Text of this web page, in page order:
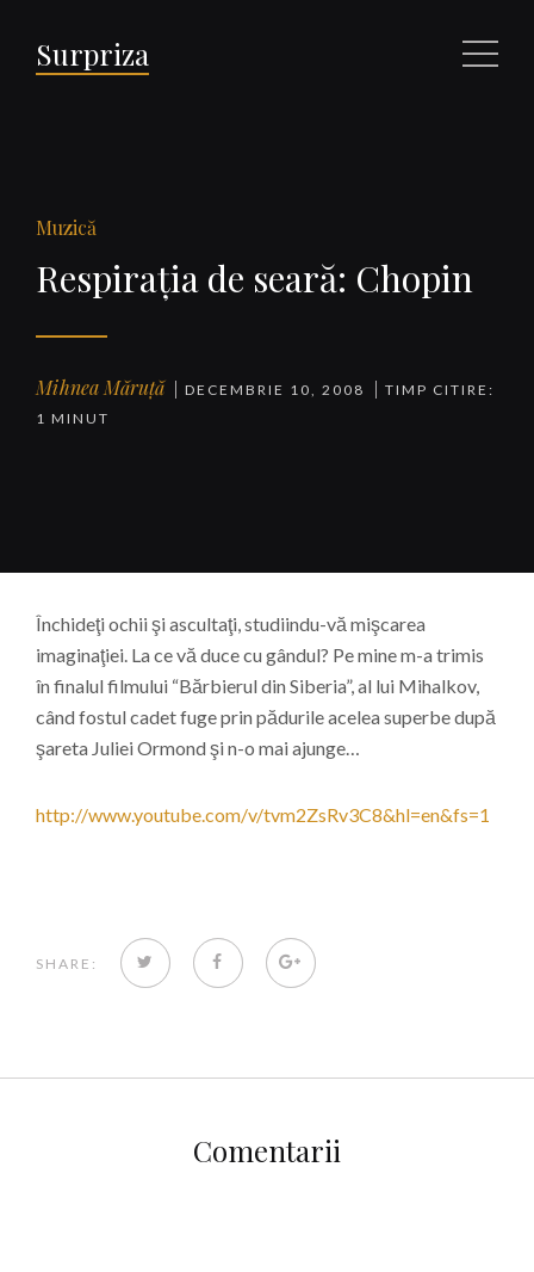
Surpriza Meniu
Muzică
Respiraţia de seară: Chopin
Mihnea Măruță DECEMBRIE 10, 2008
TIMP CITIRE:
1 MINUT
Închideţi ochii şi ascultaţi, studiindu-vă mişcarea
imaginaţiei. La ce vă duce cu gândul? Pe mine m-a trimis
în finalul filmului “Bărbierul din Siberia”, al lui Mihalkov,
când fostul cadet fuge prin pădurile acelea superbe după
şareta Juliei Ormond şi n-o mai ajunge…
http://www.youtube.com/v/tvm2ZsRv3C8&hl=en&fs=1
SHARE: TWITTERFACEBOOKGOOGLE+
Comentarii